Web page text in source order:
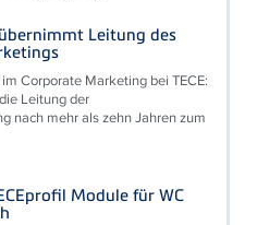
Leitung des
Corporate Marketing bei TECE:
Leitung der
nach mehr als zehn Jahren zum
Module für WC